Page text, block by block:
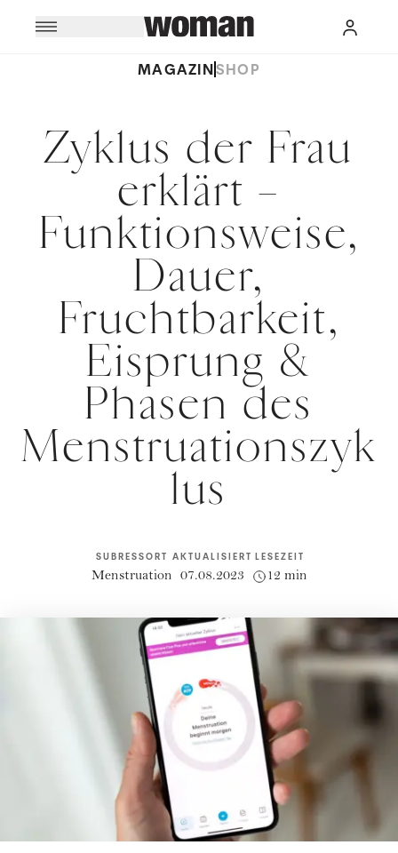
MAGAZINSHOP
Zyklus der Frau
erklärt –
Funktionsweise,
Dauer,
Fruchtbarkeit,
Eisprung &
Phasen des
Menstruationszyk
lus
SUBRESSORT
Menstruation
AKTUALISIERT
07.08.2023
LESEZEIT
12 min